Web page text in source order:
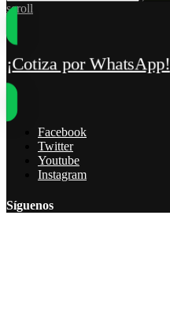
scroll
por WhatsApp!
Facebook
Twitter
Youtube
Instagram
Síguenos